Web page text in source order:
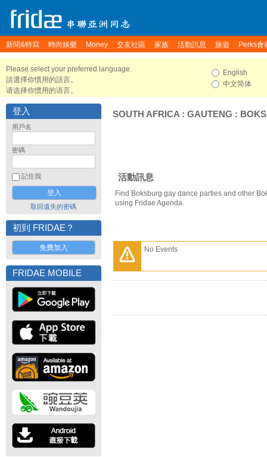
新聞&特寫 時尚娛樂 Money 交友社區 家族 活動訊息 旅遊 Perks會
Please select your preferred language.
請選擇你慣用的語言。
请选择你惯用的语言。
English
中文简体
登入
用戶名
密碼
記住我
取回遺失的密碼
初到 FRIDAE？
免費加入
FRIDAE MOBILE
SOUTH AFRICA : GAUTENG :
活動訊息
Find Boksburg gay dance parties and other
using Fridae Agenda.
No Events